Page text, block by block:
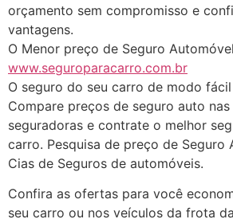
orçamento sem compromisso e
vantagens.
O Menor preço de Seguro
www.seguroparacarro.com.br
O seguro do seu carro de modo
Compare preços de seguro auto
seguradoras e contrate o melhor
carro. Pesquisa de preço de Seguro
Cias de Seguros de automóveis.
Confira as ofertas para você
seu carro ou nos veículos da frota